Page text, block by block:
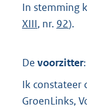
In stemming
XIII, nr. 92).
De voorzitter:
Ik constateer
GroenLinks,